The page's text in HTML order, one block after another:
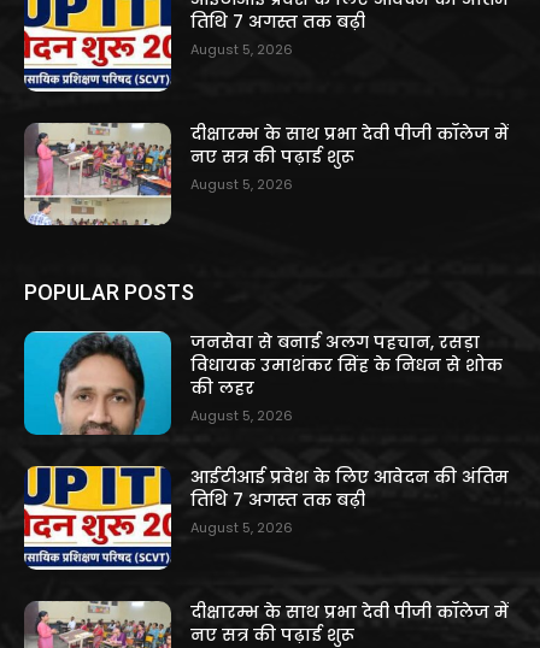
तिथि 7 अगस्त तक बढ़ी
August 5, 2026
दीक्षारम्भ के साथ प्रभा देवी पीजी कॉलेज में
नए सत्र की पढ़ाई शुरू
August 5, 2026
POPULAR POSTS
जनसेवा से बनाई अलग पहचान, रसड़ा
विधायक उमाशंकर सिंह के निधन से शोक
की लहर
August 5, 2026
आईटीआई प्रवेश के लिए आवेदन की अंतिम
तिथि 7 अगस्त तक बढ़ी
August 5, 2026
दीक्षारम्भ के साथ प्रभा देवी पीजी कॉलेज में
नए सत्र की पढ़ाई शुरू